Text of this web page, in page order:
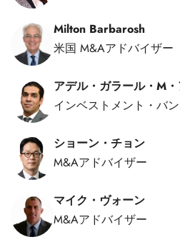
Milton Barbarosh
米国 M&Aアドバイザー
アデル・ガラール・M
インベストメント・バ
ショーン・チョン
M&Aアドバイザー
マイク・ヴォーン
M&Aアドバイザー